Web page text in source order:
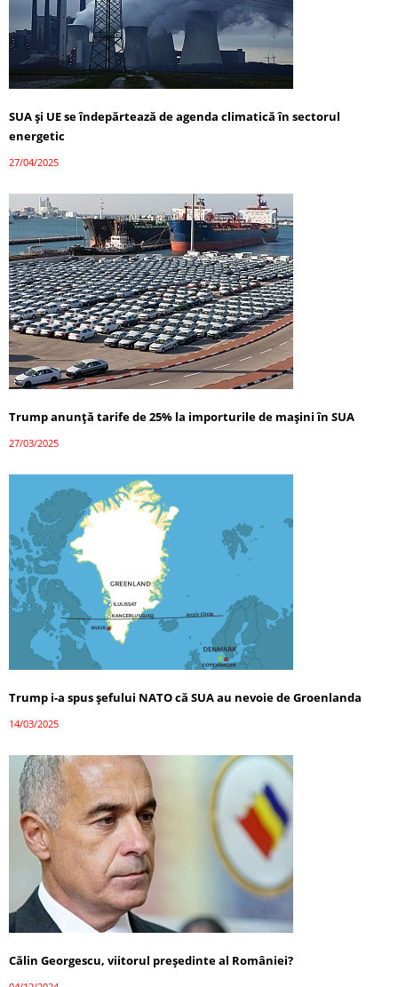
SUA și UE se îndepărtează de agenda climatică în sectorul
energetic
27/04/2025
Trump anunță tarife de 25% la importurile de mașini în SUA
27/03/2025
Trump i-a spus șefului NATO că SUA au nevoie de Groenlanda
14/03/2025
Călin Georgescu, viitorul președinte al României?